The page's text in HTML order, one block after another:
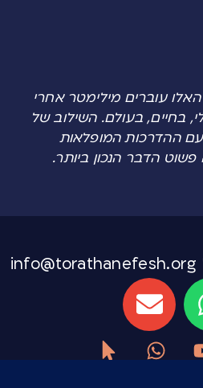
עוברים מילימטר אחרי
בחיים, בעולם. השילוב של
עם ההדרכות המופלאות
הדבר הנכון ביותר.